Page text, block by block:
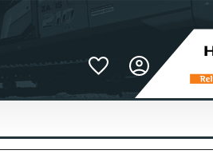
Favoriter